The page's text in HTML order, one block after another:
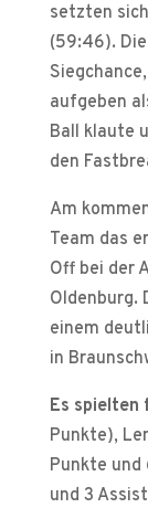
setzten
(59:46).
aufgeben
Ball klaute
den
Am
Team das
Off bei der
Oldenburg.
einem
in
Es spielten
Punkte),
Punkte und
und 3